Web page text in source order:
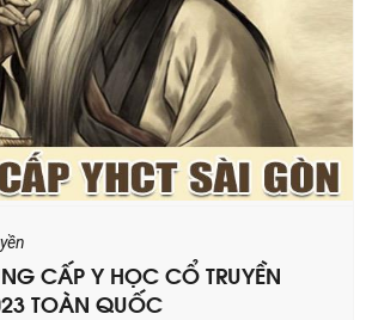
CẤP Y HỌC CỔ TRUYỀN
TOÀN QUỐC